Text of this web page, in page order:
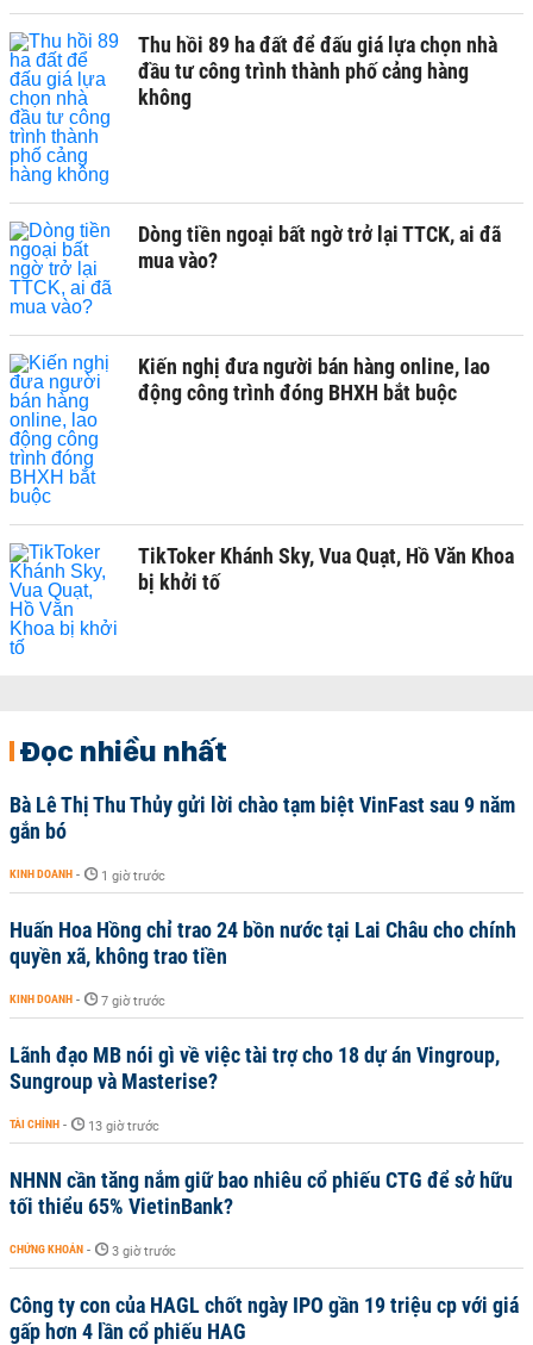
Thu hồi 89 ha đất để đấu giá lựa chọn nhà
đầu tư công trình thành phố cảng hàng
không
Dòng tiền ngoại bất ngờ trở lại TTCK, ai đã
mua vào?
Kiến nghị đưa người bán hàng online, lao
động công trình đóng BHXH bắt buộc
TikToker Khánh Sky, Vua Quạt, Hồ Văn Khoa
bị khởi tố
Đọc nhiều nhất
Bà Lê Thị Thu Thủy gửi lời chào tạm biệt VinFast sau 9 năm
gắn bó
KINH DOANH - 1 giờ trước
Huấn Hoa Hồng chỉ trao 24 bồn nước tại Lai Châu cho chính
quyền xã, không trao tiền
KINH DOANH - 7 giờ trước
Lãnh đạo MB nói gì về việc tài trợ cho 18 dự án Vingroup,
Sungroup và Masterise?
TÀI CHÍNH - 13 giờ trước
NHNN cần tăng nắm giữ bao nhiêu cổ phiếu CTG để sở hữu
tối thiểu 65% VietinBank?
CHỨNG KHOÁN - 3 giờ trước
Công ty con của HAGL chốt ngày IPO gần 19 triệu cp với giá
gấp hơn 4 lần cổ phiếu HAG